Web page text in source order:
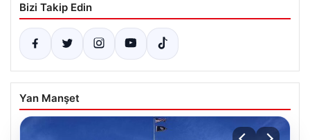
Bizi Takip Edin
Yan Manşet